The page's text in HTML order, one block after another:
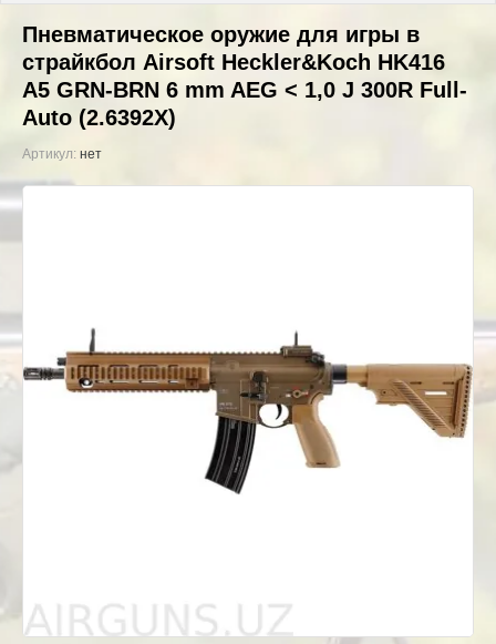
Пневматическое оружие для игры в
страйкбол Airsoft Heckler&Koch HK416
A5 GRN-BRN 6 mm AEG < 1,0 J 300R Full-
Auto (2.6392X)
Артикул: нет